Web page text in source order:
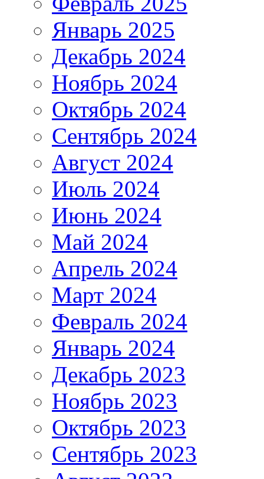
Январь 2025
Декабрь 2024
Ноябрь 2024
Октябрь 2024
Сентябрь 2024
Август 2024
Июль 2024
Июнь 2024
Май 2024
Апрель 2024
Март 2024
Февраль 2024
Январь 2024
Декабрь 2023
Ноябрь 2023
Октябрь 2023
Сентябрь 2023